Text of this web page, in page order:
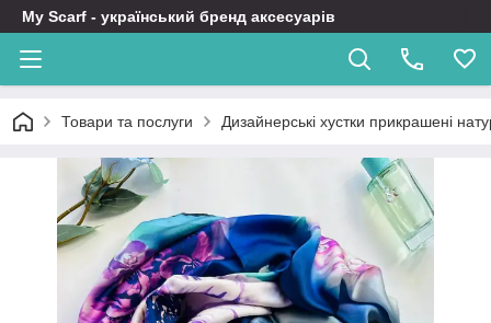
My Scarf - український бренд аксесуарів
Товари та послуги Дизайнерські хустки прикрашені